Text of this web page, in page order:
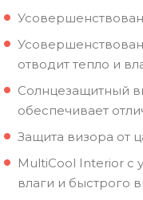
отводит тепло и
Солнцезащитный
обеспечивает
Защита визора от
MultiCool Interior с
влаги и быстрого